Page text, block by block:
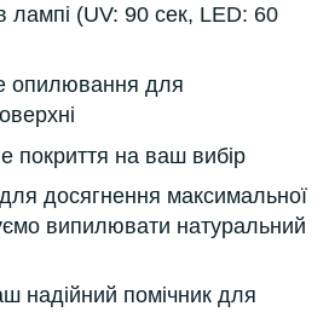
лампі (UV: 90 сек, LED: 60
опилювання для
покриття на ваш вибір
для досягнення максимальної
випилювати натуральний
надійний помічник для